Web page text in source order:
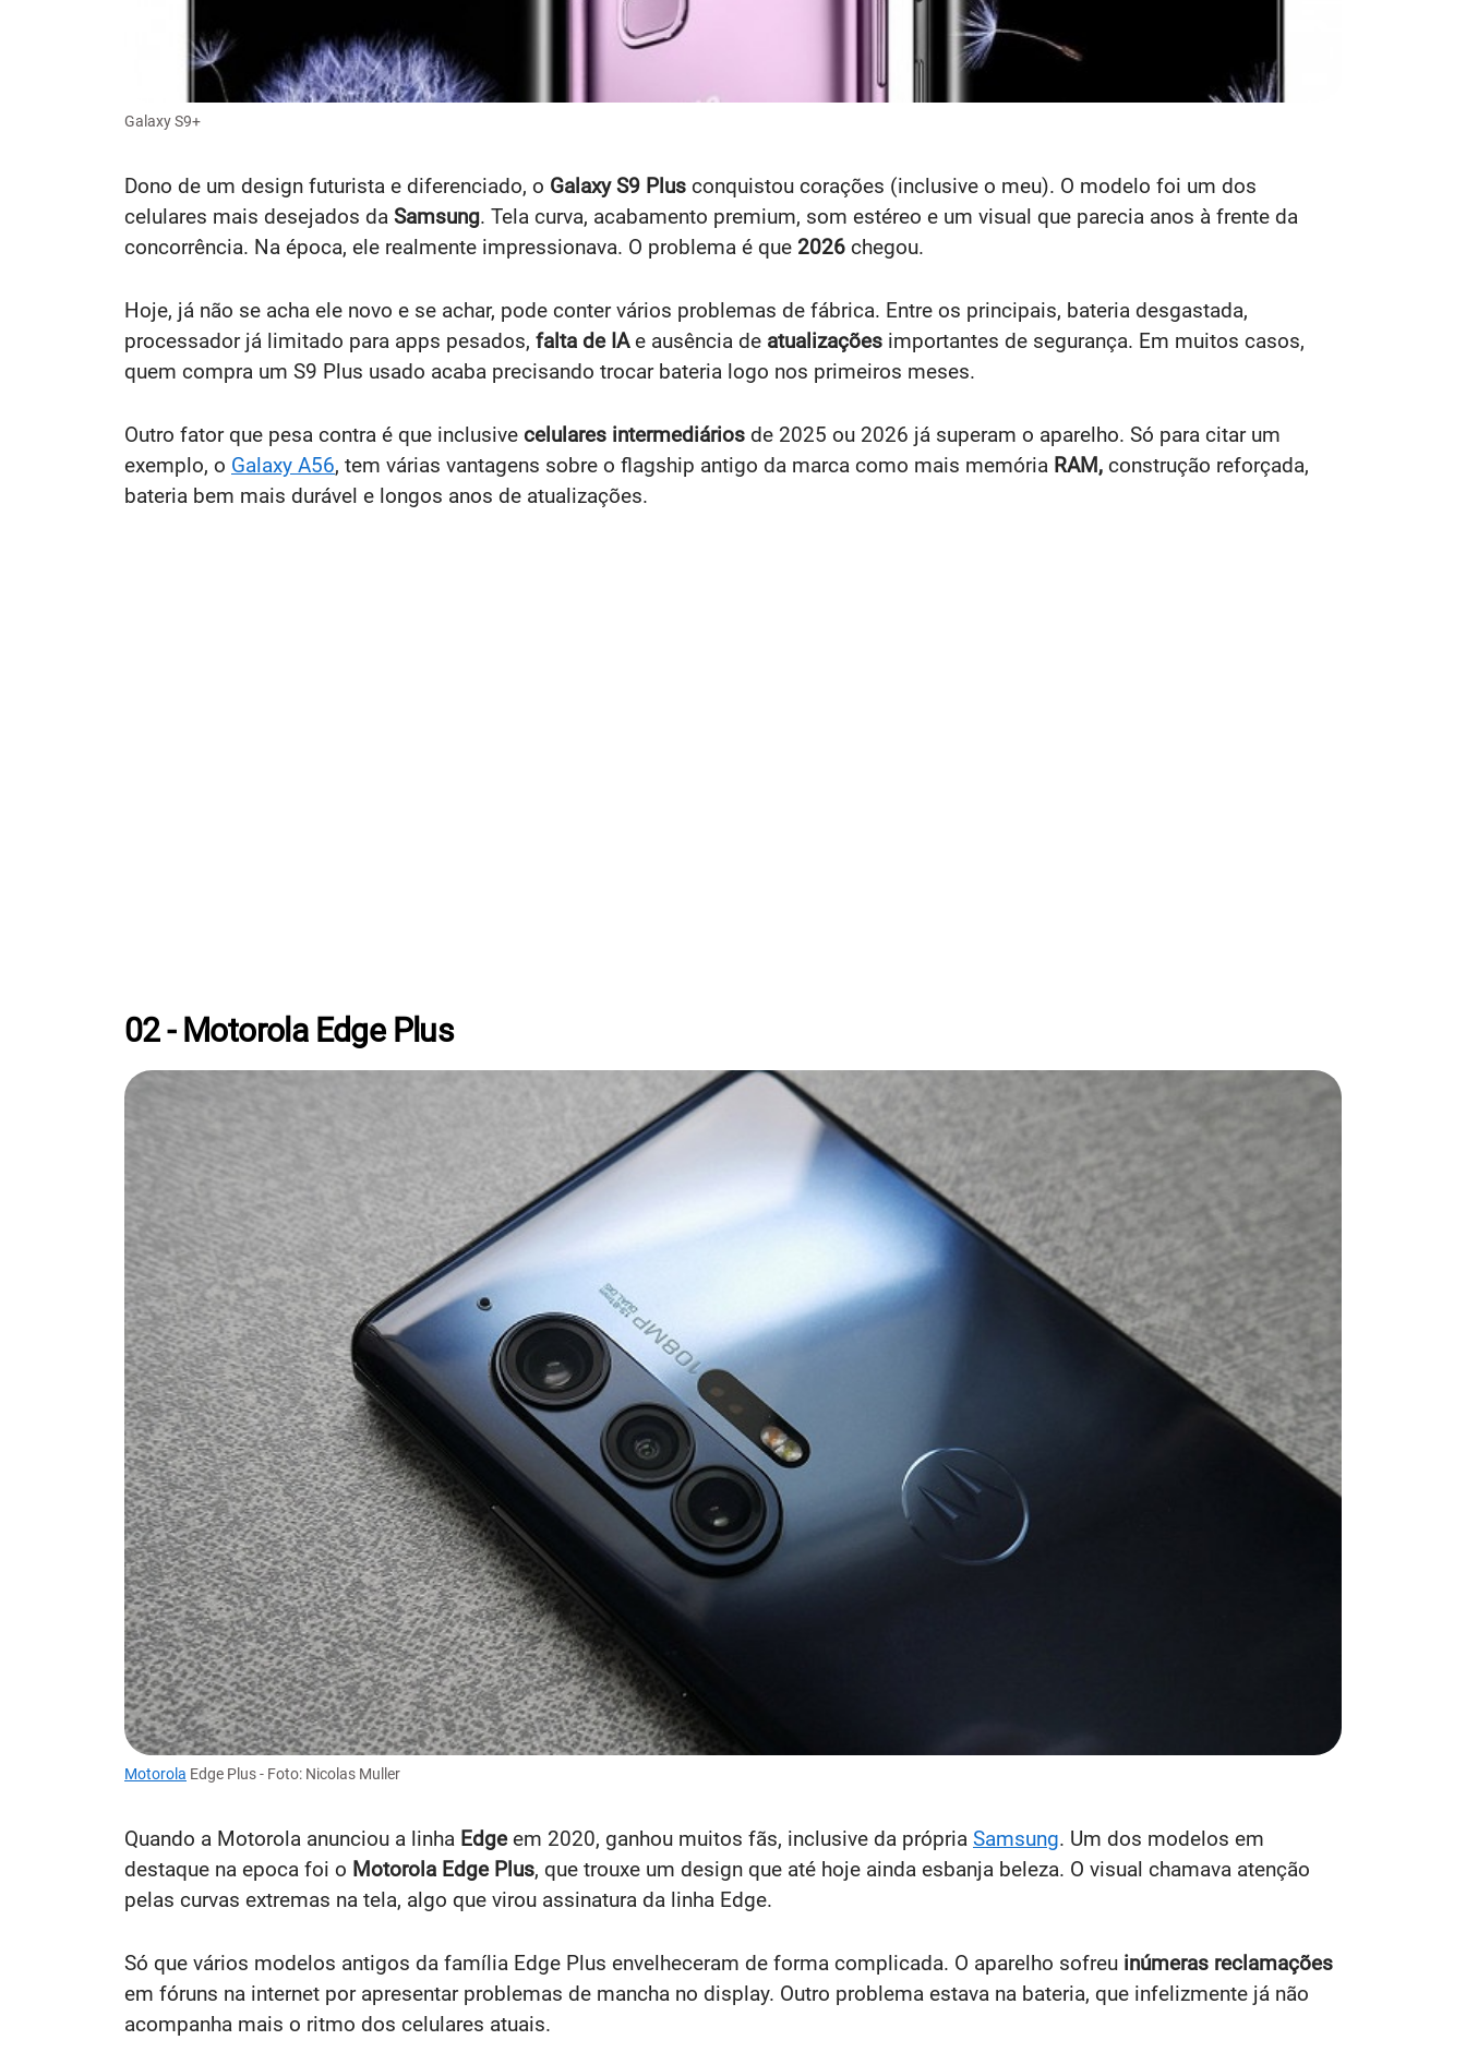
Galaxy S9+
Dono de um design futurista e diferenciado, o Galaxy S9 Plus conquistou corações (inclusive o meu). O modelo foi um dos
celulares mais desejados da Samsung. Tela curva, acabamento premium, som estéreo e um visual que parecia anos à frente da
concorrência. Na época, ele realmente impressionava. O problema é que 2026 chegou.
Hoje, já não se acha ele novo e se achar, pode conter vários problemas de fábrica. Entre os principais, bateria desgastada,
processador já limitado para apps pesados, falta de IAe ausência de atualizações importantes de segurança. Em muitos casos,
quem compra um S9 Plus usado acaba precisando trocar bateria logo nos primeiros meses.
Outro fator que pesa contra é que inclusive celulares intermediários de 2025 ou 2026 já superam o aparelho. Só para citar um
exemplo, o Galaxy A56, tem várias vantagens sobre o flagship antigo da marca como mais memória RAM, construção reforçada,
bateria bem mais durável e longos anos de atualizações.
02 - Motorola Edge Plus
Motorola Edge Plus - Foto: Nicolas Muller
Quando a Motorola anunciou a linha Edgeem 2020, ganhou muitos fãs, inclusive da própria Samsung. Um dos modelos em
destaque na epoca foi o Motorola Edge Plus, que trouxe um design que até hoje ainda esbanja beleza. O visual chamava atenção
pelas curvas extremas na tela, algo que virou assinatura da linha Edge.
Só que vários modelos antigos da família Edge Plus envelheceram de forma complicada. O aparelho sofreu inúmeras reclamações
em fóruns na internet por apresentar problemas de mancha no display. Outro problema estava na bateria, que infelizmente já não
acompanha mais o ritmo dos celulares atuais.